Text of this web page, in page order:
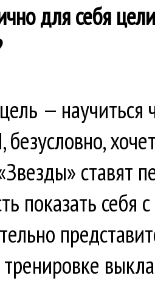
для себя
— научиться
безусловно,
ставят
показать